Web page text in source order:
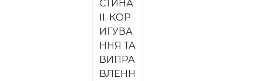
СТИНА
IІ. КОР
ИГУВА
ННЯ ТА
ВИПРА
ВЛЕНН